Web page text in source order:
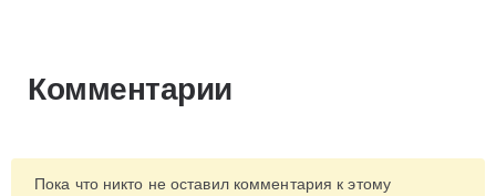
Комментарии
Пока что никто не оставил комментария к этому